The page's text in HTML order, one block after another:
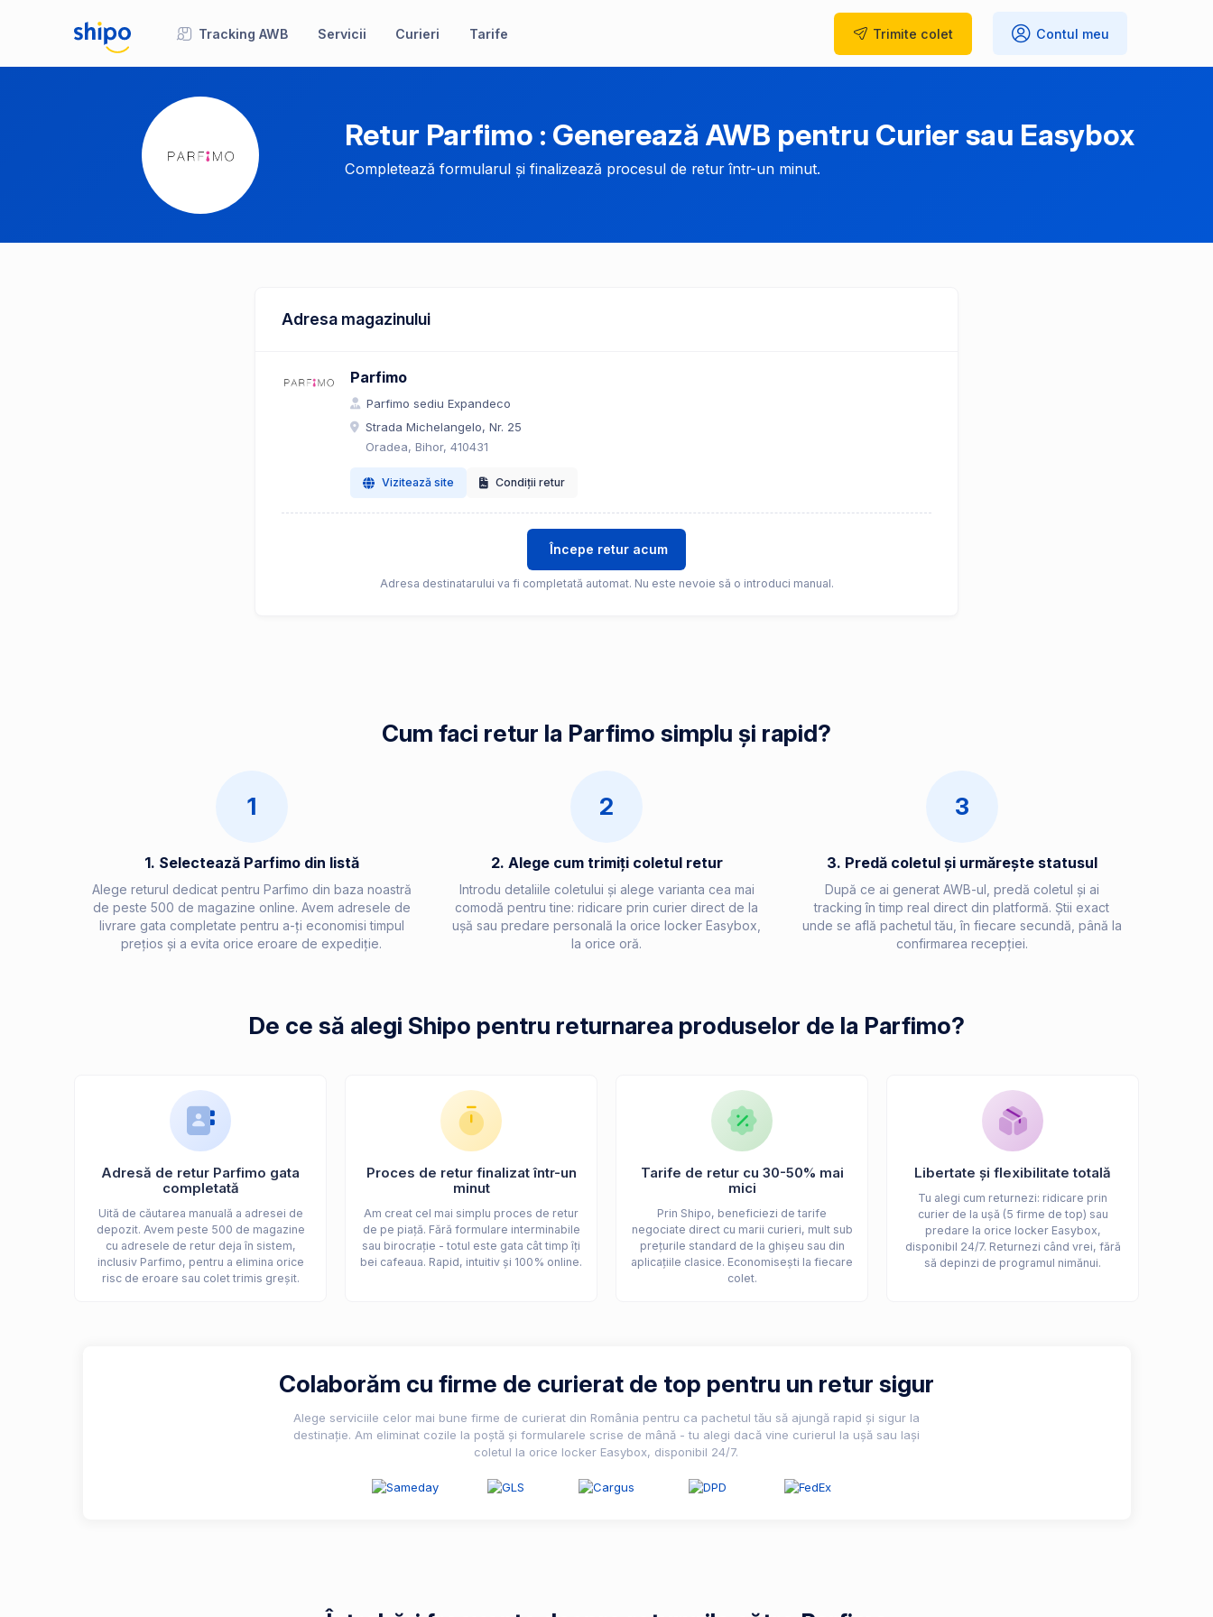
Tracking AWB Servicii Curieri Tarife Trimite colet Contul meu
Retur Parfimo : Generează AWB pentru Curier sau Easybox
Completează formularul și finalizează procesul de retur într-un minut.
Adresa magazinului
Parfimo
Parfimo sediu Expandeco
Strada Michelangelo, Nr. 25
Oradea, Bihor, 410431
Vizitează site Condiții retur
Începe retur acum
Adresa destinatarului va fi completată automat. Nu este nevoie să o introduci manual.
Cum faci retur la Parfimo simplu și rapid?
1
1. Selectează Parfimo din listă
Alege returul dedicat pentru Parfimo din baza noastră
de peste 500 de magazine online. Avem adresele de
livrare gata completate pentru a-ți economisi timpul
prețios și a evita orice eroare de expediție.
2
2. Alege cum trimiți coletul retur
Introdu detaliile coletului și alege varianta cea mai
comodă pentru tine: ridicare prin curier direct de la
ușă sau predare personală la orice locker Easybox,
la orice oră.
3
3. Predă coletul și urmărește statusul
După ce ai generat AWB-ul, predă coletul și ai
tracking în timp real direct din platformă. Știi exact
unde se află pachetul tău, în fiecare secundă, până la
confirmarea recepției.
De ce să alegi Shipo pentru returnarea produselor de la Parfimo?
Adresă de retur Parfimo gata
completată
Uită de căutarea manuală a adresei de
depozit. Avem peste 500 de magazine
cu adresele de retur deja în sistem,
inclusiv Parfimo, pentru a elimina orice
risc de eroare sau colet trimis greșit.
Proces de retur finalizat într-un
minut
Am creat cel mai simplu proces de retur
de pe piață. Fără formulare interminabile
sau birocrație - totul este gata cât timp îți
bei cafeaua. Rapid, intuitiv și 100% online.
Tarife de retur cu 30-50% mai
mici
Prin Shipo, beneficiezi de tarife
negociate direct cu marii curieri, mult sub
prețurile standard de la ghișeu sau din
aplicațiile clasice. Economisești la fiecare
colet.
Libertate și flexibilitate totală
Tu alegi cum returnezi: ridicare prin
curier de la ușă (5 firme de top) sau
predare la orice locker Easybox,
disponibil 24/7. Returnezi când vrei, fără
să depinzi de programul nimănui.
Colaborăm cu firme de curierat de top pentru un retur sigur
Alege serviciile celor mai bune firme de curierat din România pentru ca pachetul tău să ajungă rapid și sigur la
destinație. Am eliminat cozile la poștă și formularele scrise de mână - tu alegi dacă vine curierul la ușă sau lași
coletul la orice locker Easybox, disponibil 24/7.